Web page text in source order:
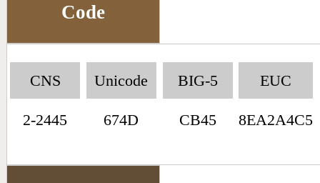
Code
CNS
2-2445
Unicode
674D
BIG-5
CB45
EUC
8EA2A4C5